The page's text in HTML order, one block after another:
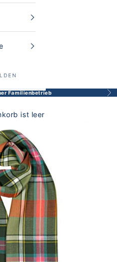
Familienbetrieb Vor
ist leer